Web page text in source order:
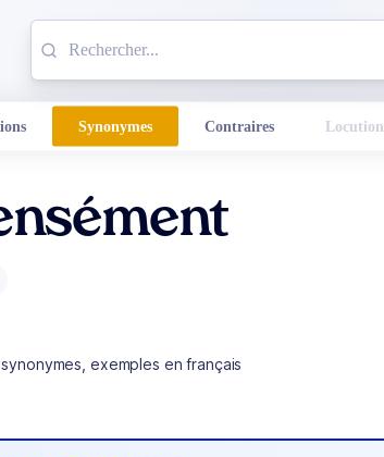
Synonymes Contraires
exemples en français